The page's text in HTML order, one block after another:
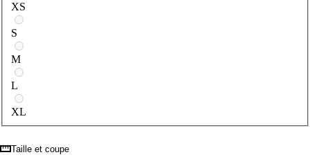
XS
S
M
L
XL
Taille et coupe